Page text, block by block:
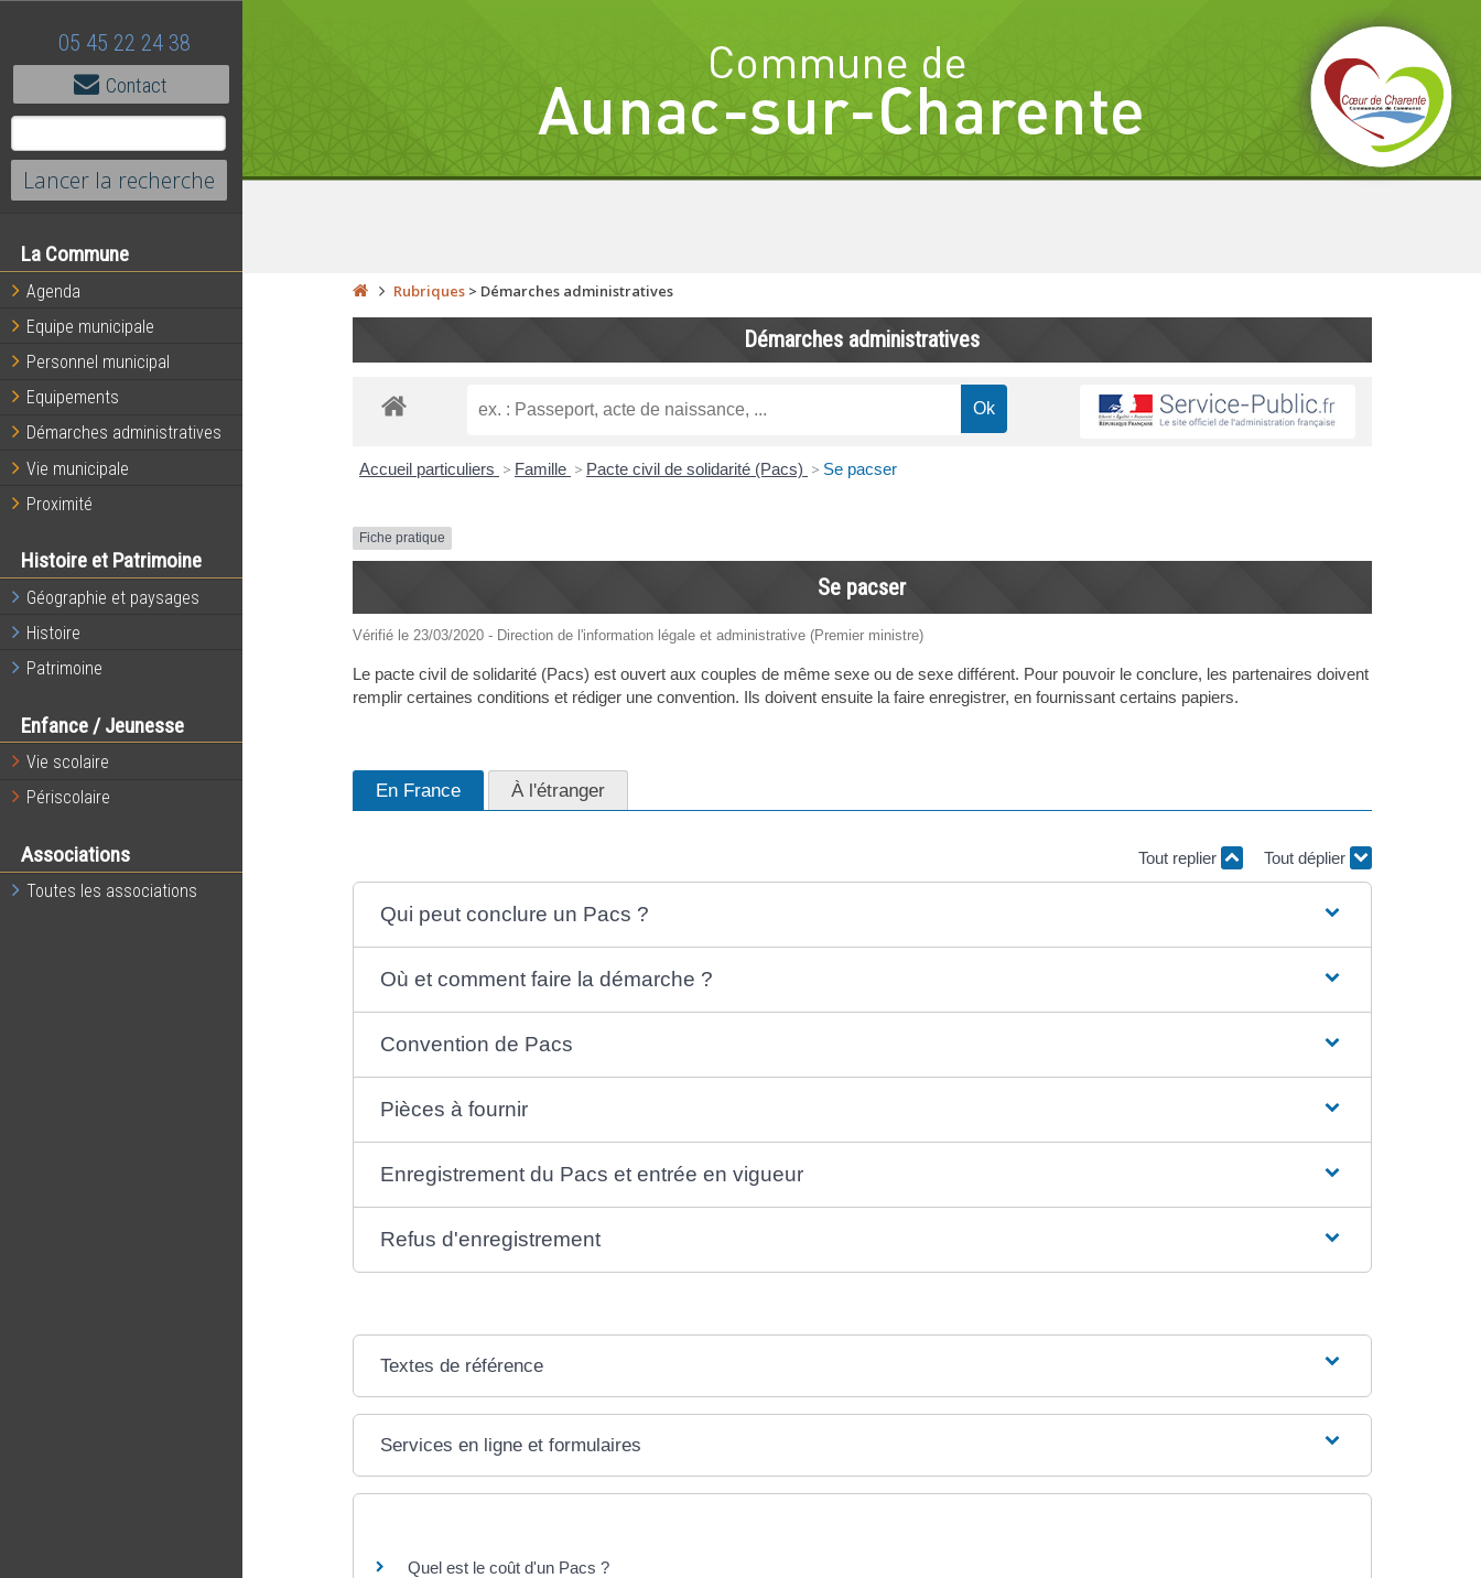
05 45 22 24 38
Contact
La Commune
Agenda
Equipe municipale
Personnel municipal
Equipements
Démarches administratives
Vie municipale
Proximité
Histoire et Patrimoine
Géographie et paysages
Histoire
Patrimoine
Enfance / Jeunesse
Vie scolaire
Périscolaire
Associations
Toutes les associations
Rubriques> Démarches administratives
Démarches administratives
Accueil particuliers > Famille > Pacte civil de solidarité (Pacs) > Se pacser
Fiche pratique
Se pacser
Vérifié le 23/03/2020 - Direction de l'information légale et administrative (Premier ministre)
Le pacte civil de solidarité (Pacs) est ouvert aux couples de même sexe ou de sexe différent. Pour pouvoir le conclure, les partenaires doivent
remplir certaines conditions et rédiger une convention. Ils doivent ensuite la faire enregistrer, en fournissant certains papiers.
En France À l'étranger
Tout replier Tout déplier
Qui peut conclure un Pacs ?
Où et comment faire la démarche ?
Convention de Pacs
Pièces à fournir
Enregistrement du Pacs et entrée en vigueur
Refus d'enregistrement
Textes de référence
Services en ligne et formulaires
Quel est le coût d'un Pacs ?